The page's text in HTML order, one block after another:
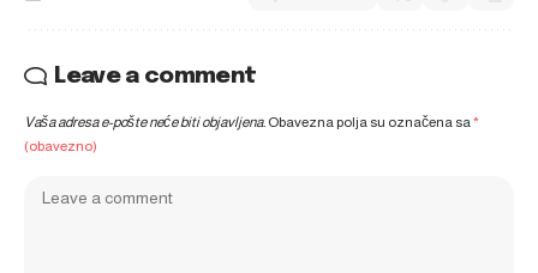
Leave a comment
Vaša adresa e-pošte neće biti objavljena. Obavezna polja su označena sa*
(obavezno)